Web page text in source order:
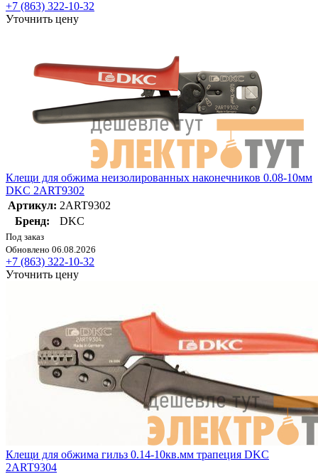
+7 (863) 322-10-32
Уточнить цену
Клещи для обжима неизолированных наконечников 0.08-10мм
DKC 2ART9302
Артикул: 2ART9302
Бренд:
DKC
Под заказ
Обновлено 06.08.2026
+7 (863) 322-10-32
Уточнить цену
Клещи для обжима гильз 0.14-10кв.мм трапеция DKC
2ART9304